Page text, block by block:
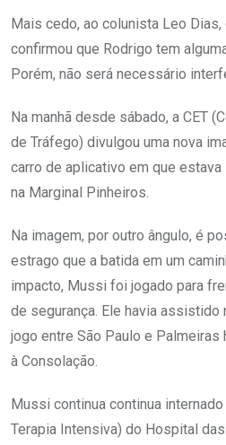
Mais cedo, ao colunista Leo
confirmou que Rodrigo tem
Porém, não será necessário
Na manhã desde sábado, a CET
de Tráfego) divulgou uma nova
carro de aplicativo em que
na Marginal Pinheiros.
Na imagem, por outro ângulo, é
estrago que a batida em um
impacto, Mussi foi jogado para
de segurança. Ele havia
jogo entre São Paulo e Palmeiras
à Consolação.
Mussi continua continua
Terapia Intensiva) do Hospital